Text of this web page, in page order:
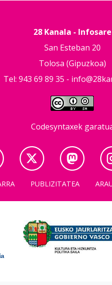
28 Kanala - Infosare
San Esteban 20
Tolosa (Gipuzkoa)
Tel: 943 69 89 35 -
Codesyntaxek
PUBLIZITATEA